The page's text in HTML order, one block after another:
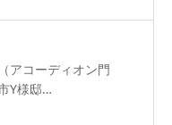
アコーディオン門
Y様邸…